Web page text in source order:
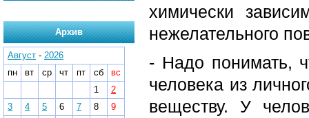
химически
нежелательного
- Надо понимать,
человека из
веществу. У
Архив
Август - 2026
пн
вт ср чт пт сб
вс
1
2
3
4 5 6 7 8
9